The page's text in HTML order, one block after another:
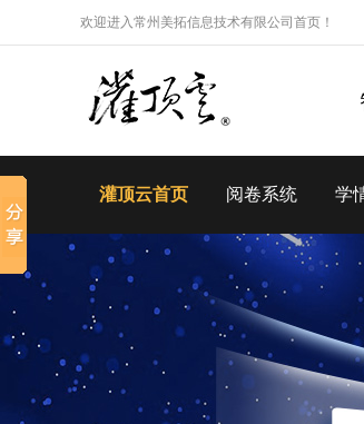
欢迎进入常州美拓信息技术有限公司首页！
灌顶云首页 阅卷系统 学